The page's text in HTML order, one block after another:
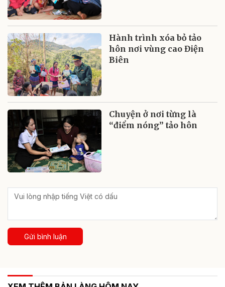
Hành trình xóa bỏ tảo
hôn nơi vùng cao Điện
Biên
Chuyện ở nơi từng là
“điểm nóng” tảo hôn
Gửi bình luận